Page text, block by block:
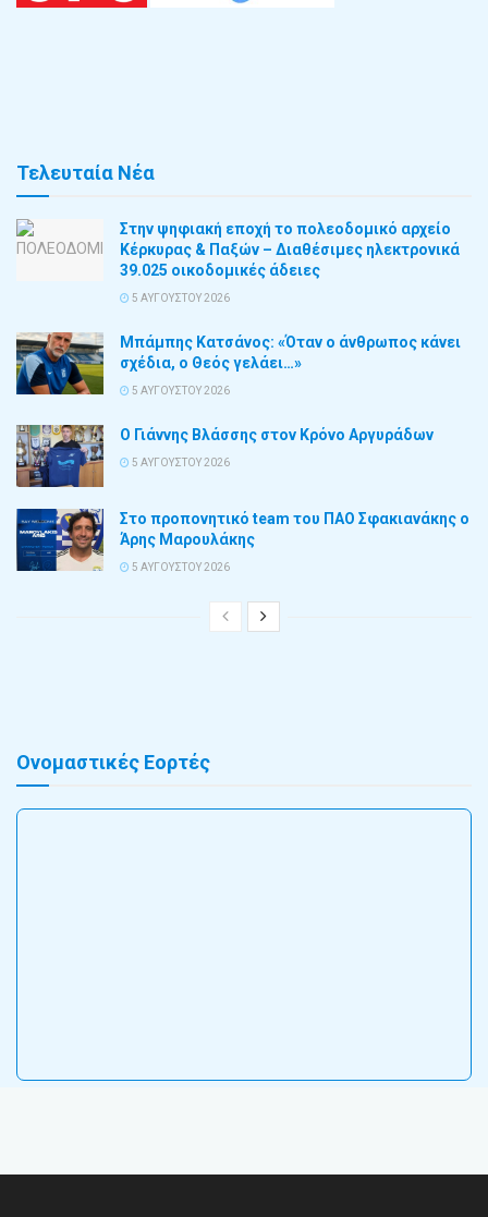
Τελευταία Νέα
Στην ψηφιακή εποχή το πολεοδομικό αρχείο
Κέρκυρας & Παξών – Διαθέσιμες ηλεκτρονικά
39.025 οικοδομικές άδειες
5 ΑΥΓΟΎΣΤΟΥ 2026
Μπάμπης Κατσάνος: «Όταν ο άνθρωπος κάνει
σχέδια, ο Θεός γελάει…»
5 ΑΥΓΟΎΣΤΟΥ 2026
Ο Γιάννης Βλάσσης στον Κρόνο Αργυράδων
5 ΑΥΓΟΎΣΤΟΥ 2026
Στο προπονητικό team του ΠΑΟ Σφακιανάκης ο
Άρης Μαρουλάκης
5 ΑΥΓΟΎΣΤΟΥ 2026
Ονομαστικές Εορτές